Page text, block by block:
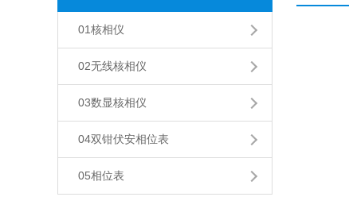
01核相仪
02无线核相仪
03数显核相仪
04双钳伏安相位表
05相位表